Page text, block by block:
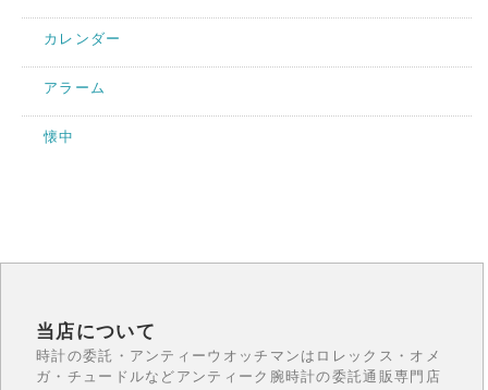
カレンダー
アラーム
懐中
当店について
時計の委託・アンティーウオッチマンはロレックス・オメ
ガ・チュードルなどアンティーク腕時計の委託通販専門店